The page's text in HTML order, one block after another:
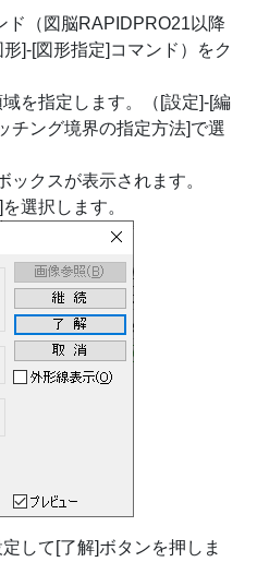
ド（図脳RAPIDPRO21以降
]-[図形指定]コマンド）をク
を指定します。（[設定]-[編
チング境界の指定方法]で選
ックスが表示されます。
選択します。
して[了解]ボタンを押しま